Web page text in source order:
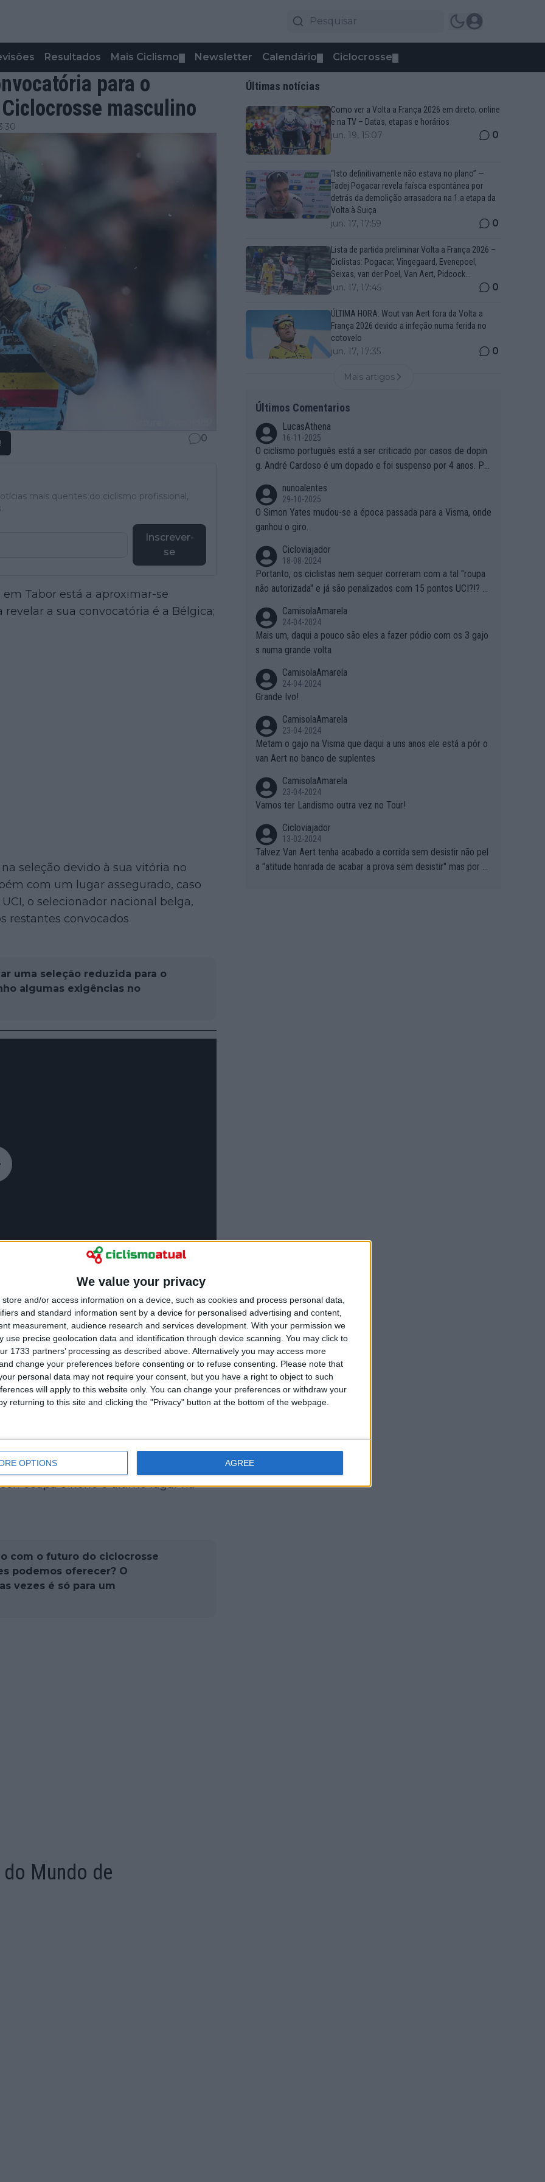
We value your privacy
store and/or access information on a device, such as cookies and process personal data,
and standard information sent by a device for personalised advertising and content,
measurement, audience research and services development. With your permission we
use precise geolocation data and identification through device scanning. You may click to
1733 partners’ processing as described above. Alternatively you may access more
change your preferences before consenting or to refuse consenting.
Please note that
personal data may not require your consent, but you have a right to object to such
will apply to this website only. You can change your preferences or withdraw your
returning to this site and clicking the "Privacy" button at the bottom of the webpage.
OPTIONS AGREE
Resultados Mais Ciclismo Newsletter Calendário Ciclocrosse
para o
masculino
0
mais quentes do ciclismo profissional,
Inscrever-
se
em Tabor está a aproximar-se
a sua convocatória é a Bélgica;
seleção devido à sua vitória no
com um lugar assegurado, caso
o selecionador nacional belga,
restantes convocados
uma seleção reduzida para o
algumas exigências no
NyseLaurens Sweeck, que
têm a possibilidade de
a 3 de fevereiro.
Vandebosch estão fora da
Aerts e outros estão
ocupa o nono e último lugar na
com o futuro do ciclocrosse
podemos oferecer? O
vezes é só para um
Mundo de
Últimas notícias
Como ver a Volta a França 2026 em direto, online
e na TV – Datas, etapas e horários
jun. 19, 15:07 0
“Isto definitivamente não estava no plano” —
Tadej Pogacar revela faísca espontânea por
detrás da demolição arrasadora na 1.a etapa da
Volta à Suiça
jun. 17, 17:59 0
Lista de partida preliminar Volta a França 2026 –
Ciclistas: Pogacar, Vingegaard, Evenepoel,
Seixas, van der Poel, Van Aert, Pidcock...
jun. 17, 17:45 0
ÚLTIMA HORA: Wout van Aert fora da Volta a
França 2026 devido a infeção numa ferida no
cotovelo
jun. 17, 17:35 0
Mais artigos
Últimos Comentarios
LucasAthena
16-11-2025
O ciclismo português está a ser criticado por casos de dopin
g. André Cardoso é um dopado e foi suspenso por 4 anos. Po
pado?
nunoalentes
29-10-2025
O Simon Yates mudou-se a época passada para a Visma, onde
ganhou o giro.
Cicloviajador
18-08-2024
Portanto, os ciclistas nem sequer correram com a tal "roupa
não autorizada" e já são penalizados com 15 pontos UCI?!? S
entende... Mas penalizar os atletas retirando-lhes pontos??? Is
to é roubar na secretaria o que os atletas conquistam na estra
da!
CamisolaAmarela
24-04-2024
Mais um, daqui a pouco são eles a fazer pódio com os 3 gajo
s numa grande volta
CamisolaAmarela
24-04-2024
Grande Ivo!
CamisolaAmarela
23-04-2024
Metam o gajo na Visma que daqui a uns anos ele está a pôr o
van Aert no banco de suplentes
CamisolaAmarela
23-04-2024
Vamos ter Landismo outra vez no Tour!
Cicloviajador
13-02-2024
Talvez Van Aert tenha acabado a corrida sem desistir não pel
a "atitude honrada de acabar a prova sem desistir" mas por ou